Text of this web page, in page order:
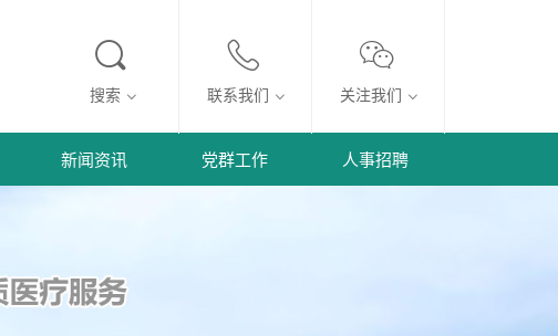
搜索 联系我们 关注我们
新闻资讯 党群工作 人事招聘